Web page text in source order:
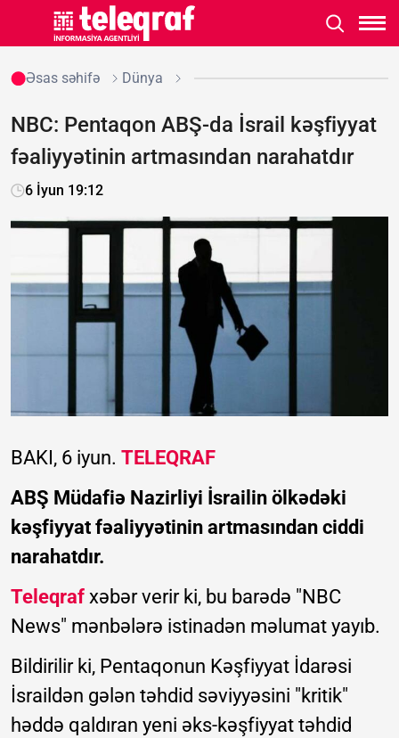
Əsas səhifə Dünya
NBC: Pentaqon ABŞ-da İsrail kəşfiyyat
fəaliyyətinin artmasından narahatdır
6 İyun 19:12
BAKI, 6 iyun. TELEQRAF
ABŞ Müdafiə Nazirliyi İsrailin ölkədəki
kəşfiyyat fəaliyyətinin artmasından ciddi
narahatdır.
Teleqraf xəbər verir ki, bu barədə "NBC
News" mənbələrə istinadən məlumat yayıb.
Bildirilir ki, Pentaqonun Kəşfiyyat İdarəsi
İsraildən gələn təhdid səviyyəsini "kritik"
həddə qaldıran yeni əks-kəşfiyyat təhdid